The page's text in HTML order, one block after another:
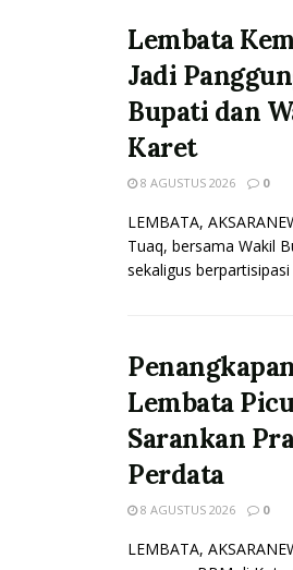
Lembata
Jadi
Bupati dan
Karet
8 AGUSTUS 2026 0
LEMBATA,
Tuaq, bersama Wakil
sekaligus
Lembata
Sarankan
Perdata
8 AGUSTUS 2026 0
LEMBATA,